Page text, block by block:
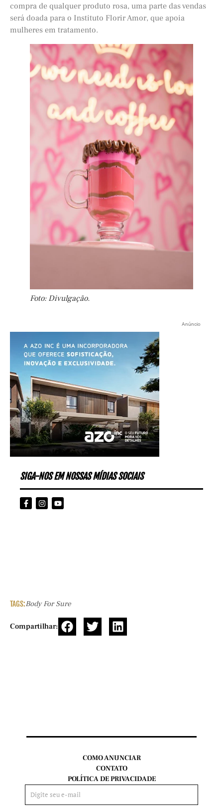
compra de qualquer produto rosa, uma parte das vendas
será doada para o Instituto Florir Amor, que apoia
mulheres em tratamento.
Foto: Divulgação.
Anúncio
SIGA-NOS EM NOSSAS MÍDIAS SOCIAIS
TAGS:Body For Sure
Compartilhar:
COMO ANUNCIAR
CONTATO
POLÍTICA DE PRIVACIDADE